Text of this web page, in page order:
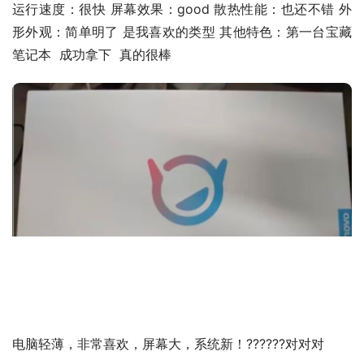
运行速度：很快 屏幕效果：good 散热性能：也还不错 外
形外观：简单明了 是我喜欢的类型 其他特色：第一台宝藏
笔记本  成功拿下  真的很棒
电脑轻薄，非常喜欢，屏幕大，系统新！??????对对对